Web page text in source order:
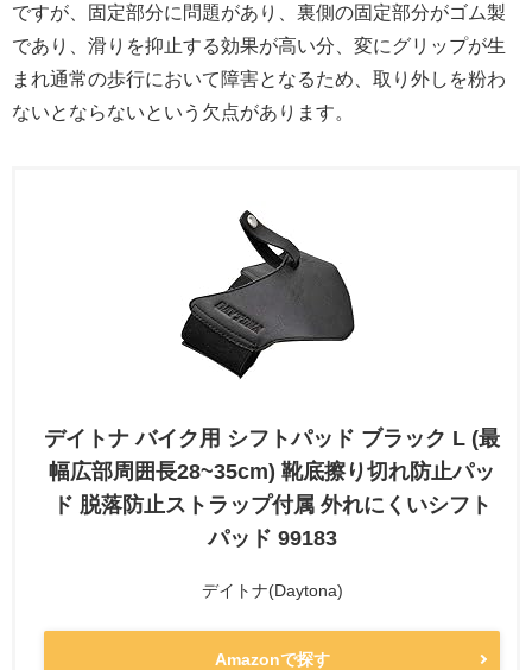
ですが、固定部分に問題があり、裏側の固定部分がゴム製
であり、滑りを抑止する効果が高い分、変にグリップが生
まれ通常の歩行において障害となるため、取り外しを粉わ
ないとならないという欠点があります。
デイトナ バイク用 シフトパッド ブラック L (最
幅広部周囲長28~35cm) 靴底擦り切れ防止パッ
ド 脱落防止ストラップ付属 外れにくいシフト
パッド 99183
デイトナ(Daytona)
Amazonで探す